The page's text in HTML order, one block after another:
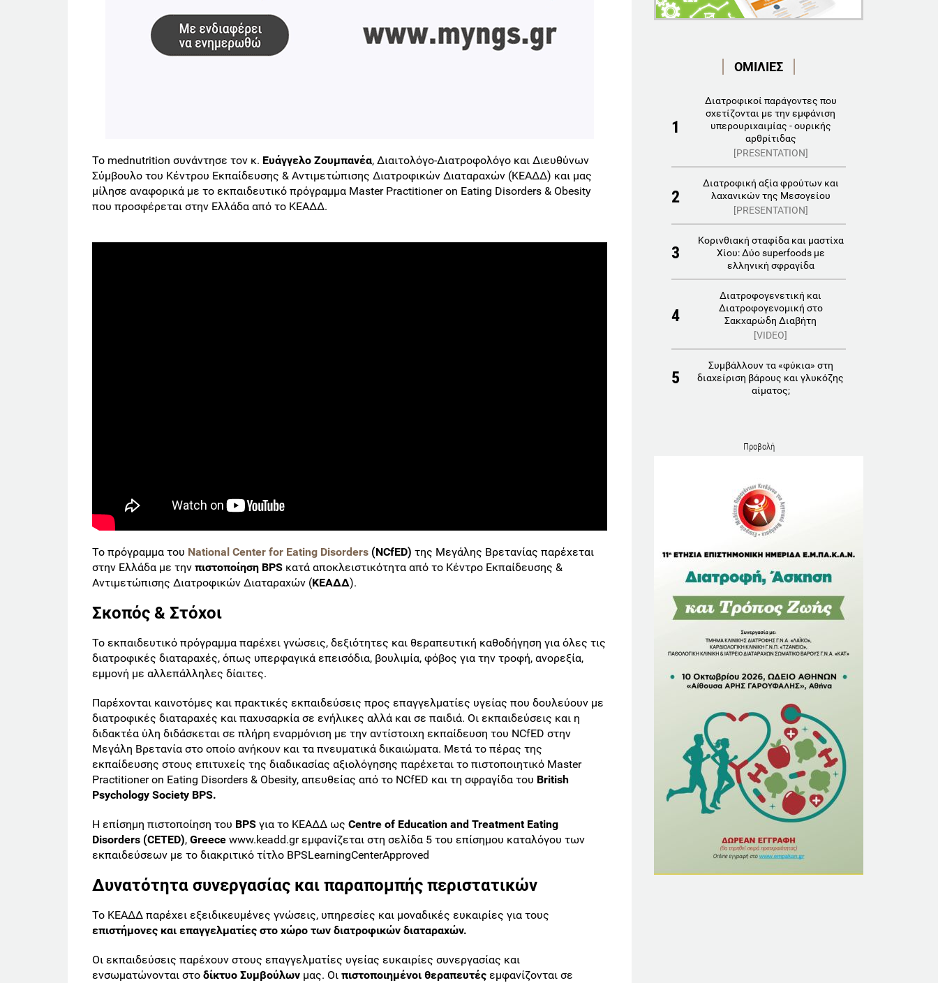
Το mednutrition συνάντησε τον κ. Ευάγγελο Ζουμπανέα, Διαιτολόγο-Διατροφολόγο και Διευθύνων
Σύμβουλο του Κέντρου Εκπαίδευσης & Αντιμετώπισης Διατροφικών Διαταραχών (ΚΕΑΔΔ) και μας
μίλησε αναφορικά με το εκπαιδευτικό πρόγραμμα Master Practitioner on Eating Disorders & Obesity
που προσφέρεται στην Ελλάδα από το ΚΕΑΔΔ.
Το πρόγραμμα του National Center for Eating Disorders (NCfED) της Μεγάλης Βρετανίας παρέχεται
στην Ελλάδα με την πιστοποίηση BPS κατά αποκλειστικότητα από το Κέντρο Εκπαίδευσης &
Αντιμετώπισης Διατροφικών Διαταραχών (ΚΕΑΔΔ).
Σκοπός & Στόχοι
Το εκπαιδευτικό πρόγραμμα παρέχει γνώσεις, δεξιότητες και θεραπευτική καθοδήγηση για όλες τις
διατροφικές διαταραχές, όπως υπερφαγικά επεισόδια, βουλιμία, φόβος για την τροφή, ανορεξία,
εμμονή με αλλεπάλληλες δίαιτες.
Παρέχονται καινοτόμες και πρακτικές εκπαιδεύσεις προς επαγγελματίες υγείας που δουλεύουν με
διατροφικές διαταραχές και παχυσαρκία σε ενήλικες αλλά και σε παιδιά. Οι εκπαιδεύσεις και η
διδακτέα ύλη διδάσκεται σε πλήρη εναρμόνιση με την αντίστοιχη εκπαίδευση του NCfED στην
Μεγάλη Βρετανία στο οποίο ανήκουν και τα πνευματικά δικαιώματα. Μετά το πέρας της
εκπαίδευσης στους επιτυχείς της διαδικασίας αξιολόγησης παρέχεται το πιστοποιητικό Master
Practitioner on Eating Disorders & Obesity, απευθείας από το NCfED και τη σφραγίδα του British
Psychology Society BPS.
Η επίσημη πιστοποίηση του BPS για το ΚΕΑΔΔ ως Centre of Education and Treatment Eating
Disorders (CETED), Greece www.keadd.gr εμφανίζεται στη σελίδα 5 του επίσημου καταλόγου των
εκπαιδεύσεων με το διακριτικό τίτλο BPSLearningCenterApproved
Δυνατότητα συνεργασίας και παραπομπής περιστατικών
Το ΚΕΑΔΔ παρέχει εξειδικευμένες γνώσεις, υπηρεσίες και μοναδικές ευκαιρίες για τους
επιστήμονες και επαγγελματίες στο χώρο των διατροφικών διαταραχών.
Οι εκπαιδεύσεις παρέχουν στους επαγγελματίες υγείας ευκαιρίες συνεργασίας και
ενσωματώνονται στο δίκτυο Συμβούλων μας. Οι πιστοποιημένοι θεραπευτές εμφανίζονται σε
ΟΜΙΛΙΕΣ
1
Διατροφικοί παράγοντες που
σχετίζονται με την εμφάνιση
υπερουριχαιμίας - ουρικής
αρθρίτιδας
[PRESENTATION]
2
Διατροφική αξία φρούτων και
λαχανικών της Μεσογείου
[PRESENTATION]
3
Κορινθιακή σταφίδα και μαστίχα
Χίου: Δύο superfoods με
ελληνική σφραγίδα
4
Διατροφογενετική και
Διατροφογενομική στο
Σακχαρώδη Διαβήτη
[VIDEO]
5
Συμβάλλουν τα «φύκια» στη
διαχείριση βάρους και γλυκόζης
αίματος;
Προβολή